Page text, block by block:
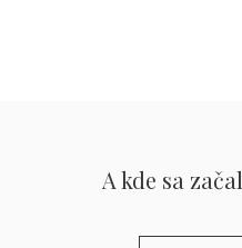
A kde sa začal